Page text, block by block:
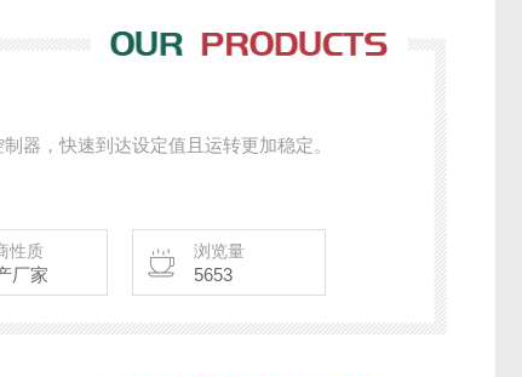
器，快速到达设定值且运转更加稳定。
性质
厂家
浏览量
5653